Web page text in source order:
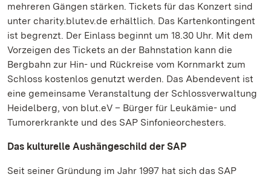
mehreren Gängen stärken. Tickets für das Konzert sind
unter charity.blutev.de erhältlich. Das Kartenkontingent
ist begrenzt. Der Einlass beginnt um 18.30 Uhr. Mit dem
Vorzeigen des Tickets an der Bahnstation kann die
Bergbahn zur Hin- und Rückreise vom Kornmarkt zum
Schloss kostenlos genutzt werden. Das Abendevent ist
eine gemeinsame Veranstaltung der Schlossverwaltung
Heidelberg, von blut.eV – Bürger für Leukämie- und
Tumorerkrankte und des SAP Sinfonieorchesters.
Das kulturelle Aushängeschild der SAP
Seit seiner Gründung im Jahr 1997 hat sich das SAP